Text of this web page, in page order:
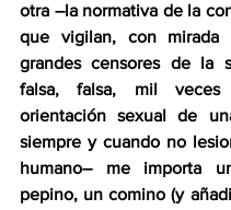
otra –la normativa de la
que vigilan, con mirada
grandes censores de la
falsa, falsa, mil
orientación sexual de
siempre y cuando no
humano– me importa
pepino, un comino (y